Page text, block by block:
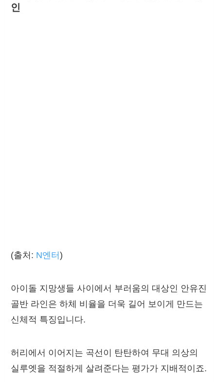
인
(출처: N엔터)
아이돌 지망생들 사이에서 부러움의 대상인 안유진
골반 라인은 하체 비율을 더욱 길어 보이게 만드는
신체적 특징입니다.
허리에서 이어지는 곡선이 탄탄하여 무대 의상의
실루엣을 적절하게 살려준다는 평가가 지배적이죠.